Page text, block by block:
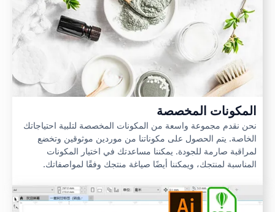
المكونات المخصصة
نحن نقدم مجموعة واسعة من المكونات المخصصة لتلبية احتياجاتك
الخاصة. يتم الحصول على مكوناتنا من موردين موثوقين وتخضع
لمراقبة صارمة للجودة. يمكننا مساعدتك في اختيار المكونات
المناسبة لمنتجك، ويمكننا أيضًا صياغة منتجك وفقًا لمواصفاتك.